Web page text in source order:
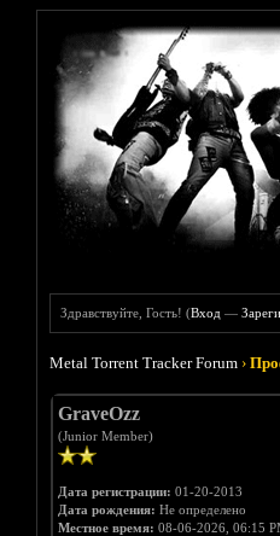
Здравствуйте, Гость! (Вход —
Metal Torrent Tracker Forum ›
GraveOzz
(Junior Member)
Дата регистрации: 01-20-2013
Дата рождения: Не определено
Местное время: 08-06-2026, 06:15